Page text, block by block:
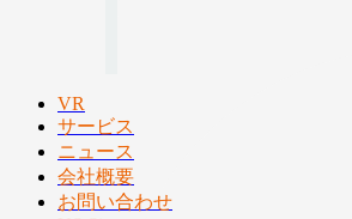
VR
サービス
ニュース
会社概要
お問い合わせ